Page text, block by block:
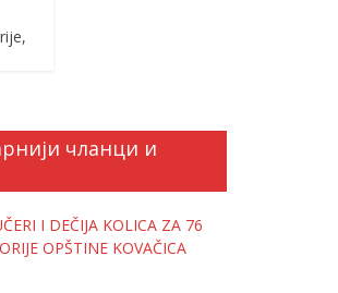
чланци и
I DEČIJA KOLICA ZA 76
OPŠTINE KOVAČICA